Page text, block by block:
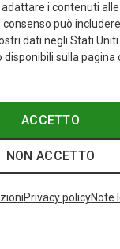
+10
fino a 34%
i contenuti
può
dati negli Stati
sulla pagina
ACCETTO
NON ACCETTO
Privacy policyNote